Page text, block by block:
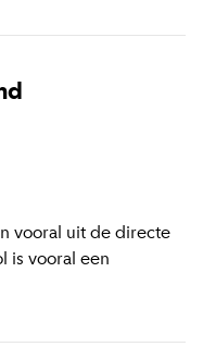
vooral uit de directe
is vooral een